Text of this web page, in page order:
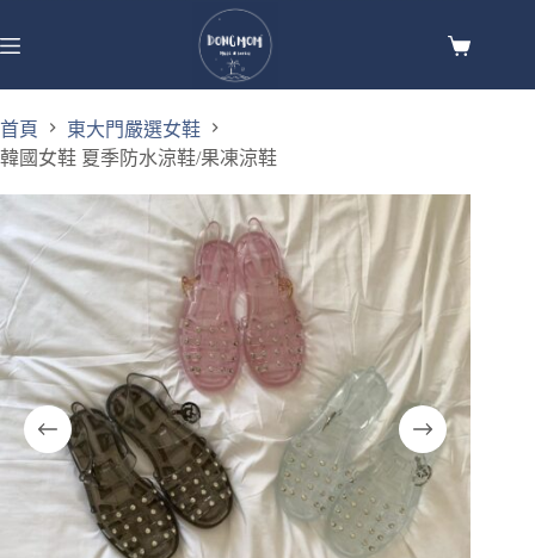
首頁
東大門嚴選女鞋
韓國女鞋 夏季防水涼鞋/果凍涼鞋